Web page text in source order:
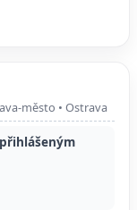
město • Ostrava